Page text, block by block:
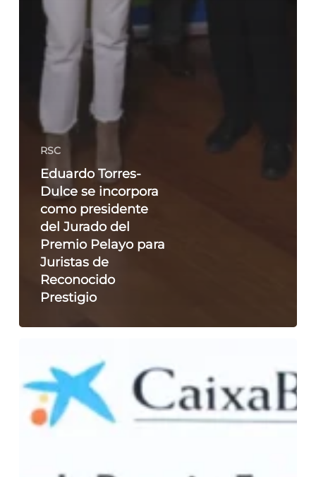
RSC
Eduardo Torres-
Dulce se incorpora
como presidente
del Jurado del
Premio Pelayo para
Juristas de
Reconocido
Prestigio